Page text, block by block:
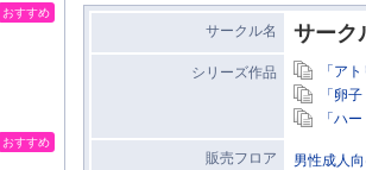
サークル名 サーク
シリーズ作品
「ア
「卵
「ハ
販売フロア
男性成人
おすすめ
おすすめ